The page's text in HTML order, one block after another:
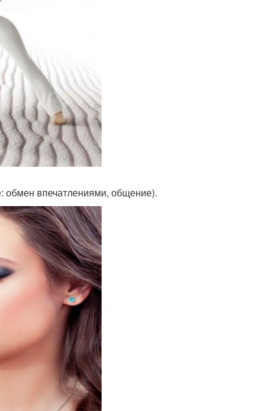
обмен впечатлениями, общение).